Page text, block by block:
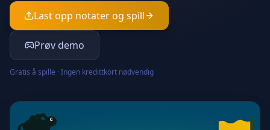
Last opp notater og spill
Prøv demo
Gratis å spille · Ingen kredittkort nødvendig